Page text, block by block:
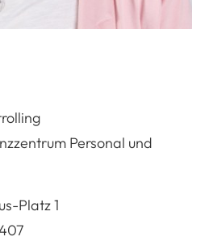
Personal und
Platz 1